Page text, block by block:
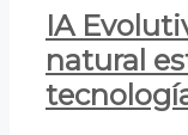
IA
natural